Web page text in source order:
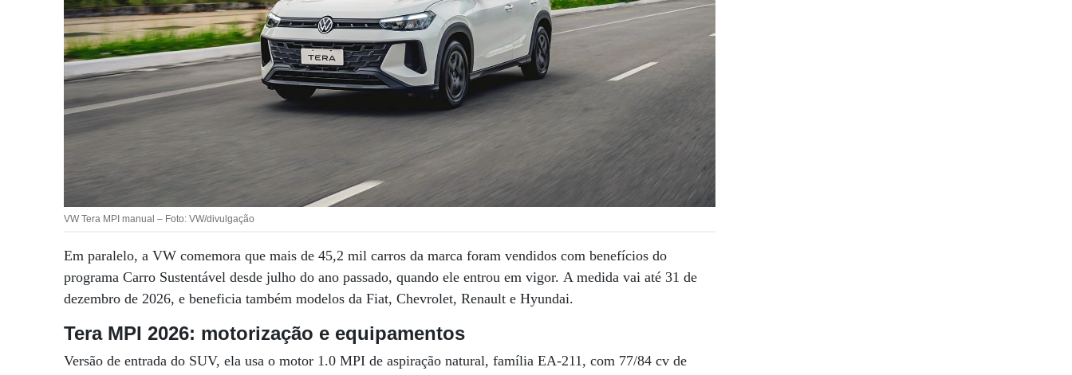
VW Tera MPI manual – Foto: VW/divulgação
Em paralelo, a VW comemora que mais de 45,2 mil carros da marca foram vendidos com benefícios do
programa Carro Sustentável desde julho do ano passado, quando ele entrou em vigor. A medida vai até 31 de
dezembro de 2026, e beneficia também modelos da Fiat, Chevrolet, Renault e Hyundai.
Tera MPI 2026: motorização e equipamentos
Versão de entrada do SUV, ela usa o motor 1.0 MPI de aspiração natural, família EA-211, com 77/84 cv de